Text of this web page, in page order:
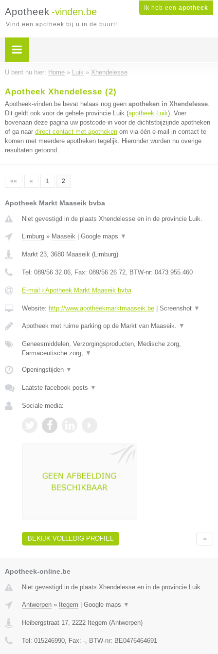
Ik heb een apotheek
Apotheek -vinden.be
Vind een apotheek bij u in de buurt!
U bent nu hier: Home » Luik » Xhendelesse
Apotheek Xhendelesse (2)
Apotheek-vinden.be bevat helaas nog geen apotheken in Xhendelesse.
Dit geldt ook voor de gehele provincie Luik (apotheek Luik). Voer
bovenaan deze pagina uw postcode in voor de dichtstbijzijnde apotheken
of ga naar direct contact met apotheken om via één e-mail in contact te
komen met meerdere apotheken tegelijk. Hieronder worden nu overige
resultaten getoond.
«« « 1 2
Apotheek Markt Maaseik bvba
Niet gevestigd in de plaats Xhendelesse en in de provincie Luik.
Limburg » Maaseik Google maps ▼
Markt 23, 3680 Maaseik (Limburg)
Tel: 089/56 32 06, Fax: 089/56 26 72, BTW-nr: 0473.955.460
E-mail › Apotheek Markt Maaseik bvba
Website: http://www.apotheekmarktmaaseik.be Screenshot ▼
Apotheek met ruime parking op de Markt van Maaseik. ▼
Geneesmiddelen, Verzorgingsproducten, Medische zorg,
Farmaceutische zorg, ▼
Openingstijden ▼
Laatste facebook posts ▼
Sociale media:
BEKIJK VOLLEDIG PROFIEL
Apotheek-online.be
Niet gevestigd in de plaats Xhendelesse en in de provincie Luik.
Antwerpen » Itegem | Google maps ▼
Heibergstraat 17 2222 Itegem (Antwerpen)
Tel: 015246990 , Fax: - , BTW-nr: BE0476464691